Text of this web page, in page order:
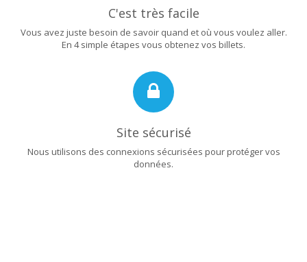
C'est très facile
Vous avez juste besoin de savoir quand et où vous voulez aller.
En 4 simple étapes vous obtenez vos billets.
Site sécurisé
Nous utilisons des connexions sécurisées pour protéger vos
données.